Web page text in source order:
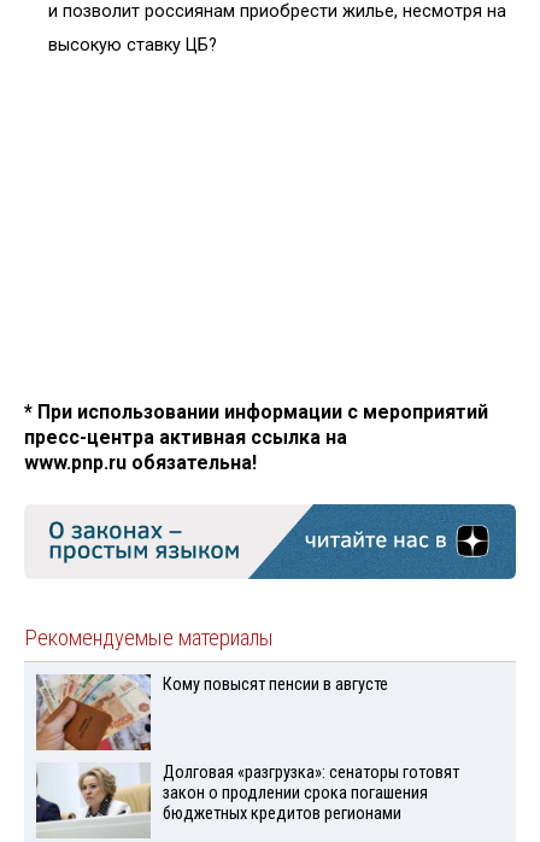
и позволит россиянам приобрести жилье, несмотря на
высокую ставку ЦБ?
* При использовании информации с мероприятий
пресс-центра активная ссылка на
www.pnp.ru обязательна!
Рекомендуемые материалы
Кому повысят пенсии в августе
Долговая «разгрузка»: сенаторы готовят
закон о продлении срока погашения
бюджетных кредитов регионами